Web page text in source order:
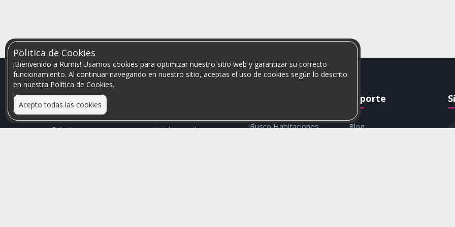
Politica de Cookies
¡Bienvenido a Rumis! Usamos cookies para optimizar nuestro sitio web y garantizar su correcto
funcionamiento. Al continuar navegando en nuestro sitio, aceptas el uso de cookies según lo descrito
en nuestra Política de Cookies.
Acepto todas las cookies
Relacionamos personas que arriendan con las que
Busco Habitaciones
Soporte
Blog